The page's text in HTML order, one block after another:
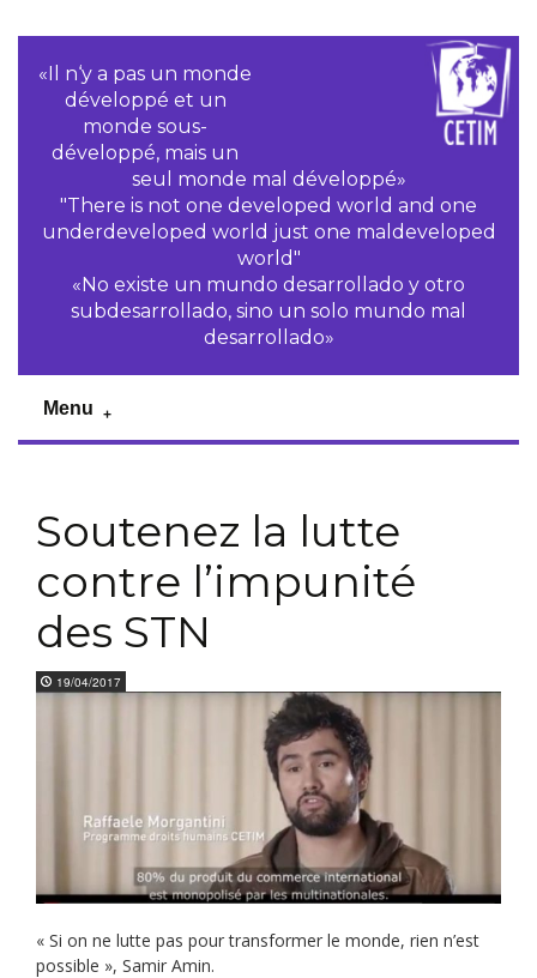
«Il n‘y a pas un monde
développé et un
monde sous-
développé, mais un
seul monde mal développé»
"There is not one developed world and one
underdeveloped world just one maldeveloped
world"
«No existe un mundo desarrollado y otro
subdesarrollado, sino un solo mundo mal
desarrollado»
Menu
Soutenez la lutte
contre l’impunité
des STN
19/04/2017
« Si on ne lutte pas pour transformer le monde, rien n’est
possible », Samir Amin.